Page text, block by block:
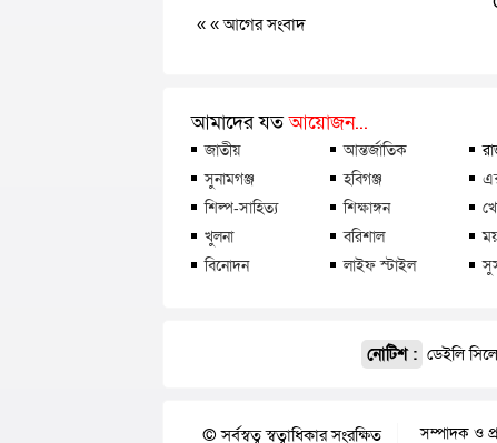
« «আগের সংবাদ
আমাদের যতআয়োজন...
জাতীয় আন্তর্জাতিক
সুনামগঞ্জ
হবিগঞ্জ
শিল্প-সাহিত্য
শিক্ষাঙ্গন
খুলনা
বরিশাল
বিনোদন
লাইফ স্টাইল
নোটিশ : ডেইলি
© সর্বস্বত্ব স্বত্বাধিকার সংরক্ষিত সম্পাদক ও